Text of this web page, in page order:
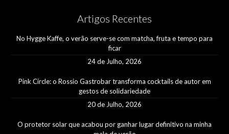
Artigos Recentes
No Hygge Kaffe, o verão serve-se com matcha, fruta e tempo para
ficar
24 de Julho, 2026
Pink Circle: o Rossio Gastrobar transforma cocktails de autor em
gestos de solidariedade
20 de Julho, 2026
O protetor solar que acabou por ganhar lugar definitivo na minha